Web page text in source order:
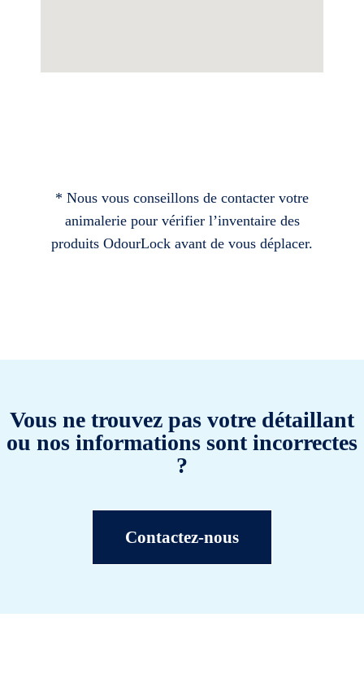
* Nous vous conseillons de contacter votre
animalerie pour vérifier l’inventaire des
produits OdourLock avant de vous déplacer.
Vous ne trouvez pas votre détaillant
ou nos informations sont incorrectes
?
Contactez-nous